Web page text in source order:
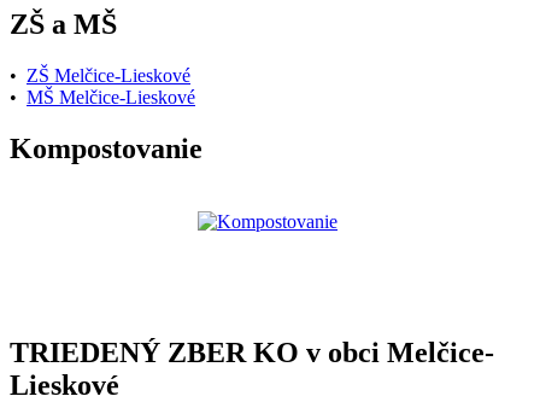
ZŠ a MŠ
• ZŠ Melčice-Lieskové
• MŠ Melčice-Lieskové
Kompostovanie
TRIEDENÝ ZBER KO v obci Melčice-
Lieskové